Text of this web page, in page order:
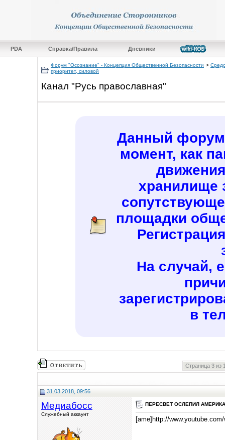
PDA Справка/Правила Дневники
Форум "Осознание" - Концепция Общественной Безопасности >
приоритет, силовой
Канал "Русь православная"
Данный форум
момент, как
хранилище
площадки
На случай,
в
Страница 3 из
31.03.2018, 09:56
Медиабосс
Служебный аккаунт
ПЕРЕСВЕТ ОСЛЕПИЛ
[ame]http://